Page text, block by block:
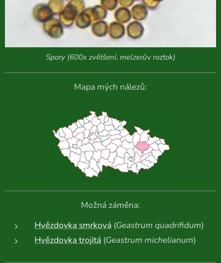
Spory (600x zvětšení, melzerův roztok)
Mapa mých nálezů:
Možná záměna:
Hvězdovka smrková (Geastrum quadrifidum)
Hvězdovka trojitá (Geastrum michelianum)